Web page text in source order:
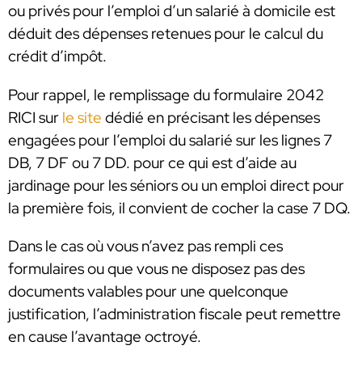
ou privés pour l’emploi d’un salarié à domicile est
déduit des dépenses retenues pour le calcul du
crédit d’impôt.
Pour rappel, le remplissage du formulaire 2042
RICI sur le site dédié en précisant les dépenses
engagées pour l’emploi du salarié sur les lignes 7
DB, 7 DF ou 7 DD. pour ce qui est d’aide au
jardinage pour les séniors ou un emploi direct pour
la première fois, il convient de cocher la case 7 DQ.
Dans le cas où vous n’avez pas rempli ces
formulaires ou que vous ne disposez pas des
documents valables pour une quelconque
justification, l’administration fiscale peut remettre
en cause l’avantage octroyé.